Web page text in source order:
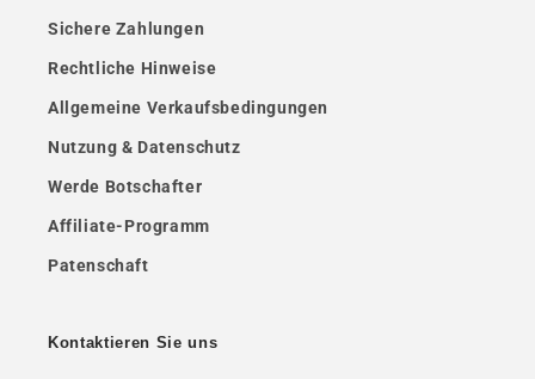
Sichere Zahlungen
Rechtliche Hinweise
Allgemeine Verkaufsbedingungen
Nutzung & Datenschutz
Werde Botschafter
Affiliate-Programm
Patenschaft
Kontaktieren Sie uns